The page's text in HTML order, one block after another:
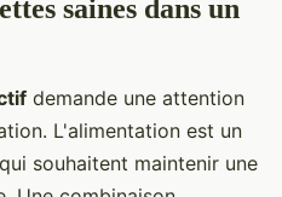
saines dans un
demande une attention
L'alimentation est un
souhaitent maintenir une